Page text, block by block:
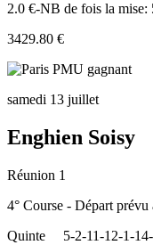
2.0 €-NB de fois la mise:
3429.80 €
samedi 13 juillet
Enghien Soisy
Réunion 1
4° Course - Départ prévu
Quinte
5-2-11-12-1-